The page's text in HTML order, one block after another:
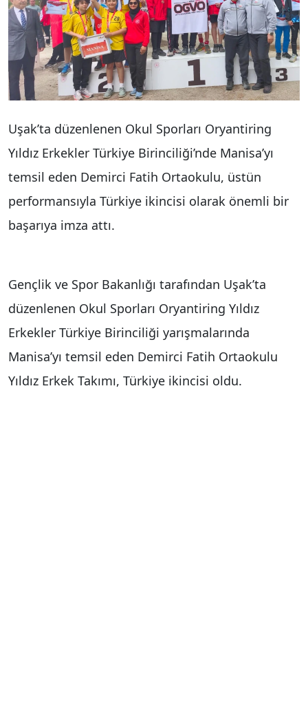
Uşak’ta düzenlenen Okul Sporları Oryantiring
Yıldız Erkekler Türkiye Birinciliği’nde Manisa’yı
temsil eden Demirci Fatih Ortaokulu, üstün
performansıyla Türkiye ikincisi olarak önemli bir
başarıya imza attı.
Gençlik ve Spor Bakanlığı tarafından Uşak’ta
düzenlenen Okul Sporları Oryantiring Yıldız
Erkekler Türkiye Birinciliği yarışmalarında
Manisa’yı temsil eden Demirci Fatih Ortaokulu
Yıldız Erkek Takımı, Türkiye ikincisi oldu.